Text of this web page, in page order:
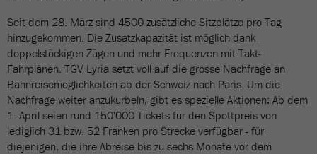
Seit dem 28. März sind 4500 zusätzliche Sitzplätze pro Tag
hinzugekommen. Die Zusatzkapazität ist möglich dank
doppelstöckigen Zügen und mehr Frequenzen mit Takt-
Fahrplänen. TGV Lyria setzt voll auf die grosse Nachfrage an
Bahnreisemöglichkeiten ab der Schweiz nach Paris. Um die
Nachfrage weiter anzukurbeln, gibt es spezielle Aktionen: Ab dem
1. April seien rund 150'000 Tickets für den Spottpreis von
lediglich 31 bzw. 52 Franken pro Strecke verfügbar - für
diejenigen, die ihre Abreise bis zu sechs Monate vor dem